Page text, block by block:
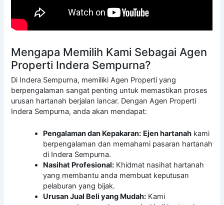
Mengapa Memilih Kami Sebagai Agen
Properti Indera Sempurna?
Di Indera Sempurna, memiliki Agen Properti yang
berpengalaman sangat penting untuk memastikan proses
urusan hartanah berjalan lancar. Dengan Agen Properti
Indera Sempurna, anda akan mendapat:
Pengalaman dan Kepakaran: Ejen hartanah kami
berpengalaman dan memahami pasaran hartanah
di Indera Sempurna.
Nasihat Profesional: Khidmat nasihat hartanah
yang membantu anda membuat keputusan
pelaburan yang bijak.
Urusan Jual Beli yang Mudah: Kami